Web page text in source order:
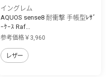
イングレム
AQUOS sense8 耐衝撃 手帳型ﾚｻﾞ
ｰｹｰｽ Raf...
参考価格￥3,960
レザー